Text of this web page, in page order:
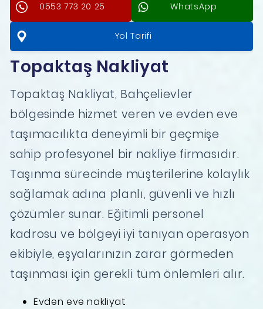
0553 773 20 25 WhatsApp
Yol Tarifi
Topaktaş Nakliyat
Topaktaş Nakliyat, Bahçelievler
bölgesinde hizmet veren ve evden eve
taşımacılıkta deneyimli bir geçmişe
sahip profesyonel bir nakliye firmasıdır.
Taşınma sürecinde müşterilerine kolaylık
sağlamak adına planlı, güvenli ve hızlı
çözümler sunar. Eğitimli personel
kadrosu ve bölgeyi iyi tanıyan operasyon
ekibiyle, eşyalarınızın zarar görmeden
taşınması için gerekli tüm önlemleri alır.
Evden eve nakliyat